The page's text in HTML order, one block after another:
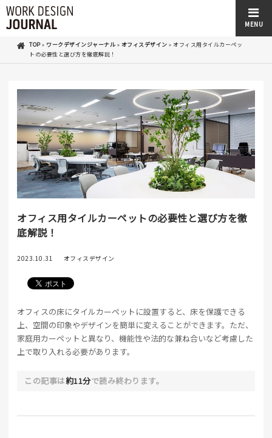
MENU
TOP» ワークデザインジャーナル » オフィスデザイン » オフィス用タイルカーペッ
トの必要性と選び方を徹底解説！
オフィス用タイルカーペットの必要性と選び方を徹
底解説！
2023.10.31 オフィスデザイン
オフィスの床にタイルカーペットに設置すると、床を保護できる
上、空間の印象やデザインを簡単に変えることができます。ただ、
家庭用カーペットと異なり、機能性や法的な兼ね合いなど考慮した
上で取り入れる必要があります。
この記事は約11分で読み終わります。